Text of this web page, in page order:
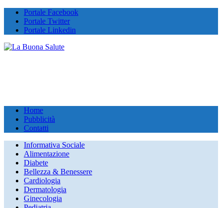
Portale Facebook
Portale Twitter
Portale Linkedin
Home
Pubblicità
Contatti
Informativa Sociale
Alimentazione
Diabete
Bellezza & Benessere
Cardiologia
Dermatologia
Ginecologia